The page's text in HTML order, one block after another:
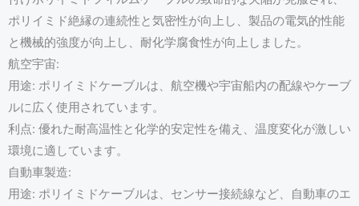
ポリイミド絶縁の連続性と気密性が向上し、製品の電気的性能
と機械的強度が向上し、耐化学腐食性が向上しました。
航空宇宙:
用途: ポリイミドケーブルは、航空機や宇宙船内の配線やケーブ
ルに広く使用されています。
利点: 優れた耐高温性と化学的安定性を備え、温度変化が激しい
環境に適しています。
自動車製造:
用途: ポリイミドケーブルは、センサー接続線など、自動車のエ